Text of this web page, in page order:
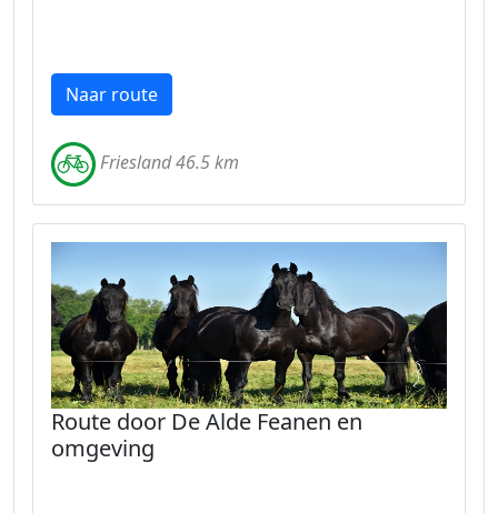
Naar route
Friesland 46.5 km
Route door De Alde Feanen en
omgeving